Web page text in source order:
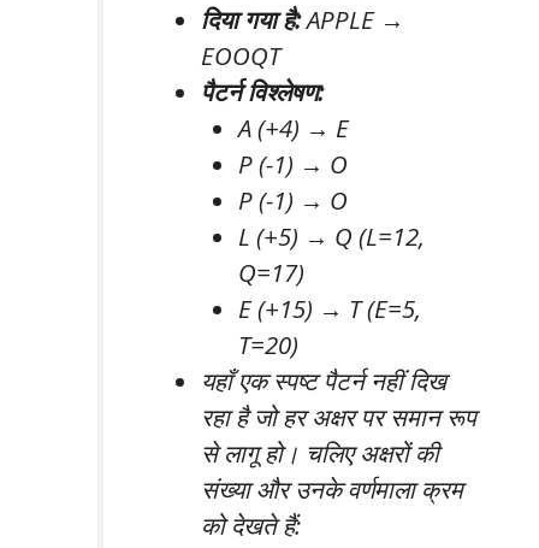
दिया गया है:APPLE →
EOOQT
पैटर्न विश्लेषण:
A (+4) → E
P (-1) → O
P (-1) → O
L (+5) → Q (L=12,
Q=17)
E (+15) → T (E=5,
T=20)
यहाँ एक स्पष्ट पैटर्न नहीं दिख
रहा है जो हर अक्षर पर समान रूप
से लागू हो। चलिए अक्षरों की
संख्या और उनके वर्णमाला क्रम
को देखते हैं: